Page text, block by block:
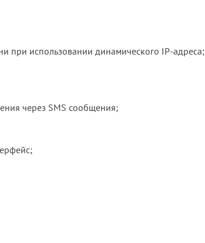
при использовании динамического IP-адреса;
через SMS сообщения;